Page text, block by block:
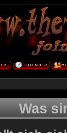
Was